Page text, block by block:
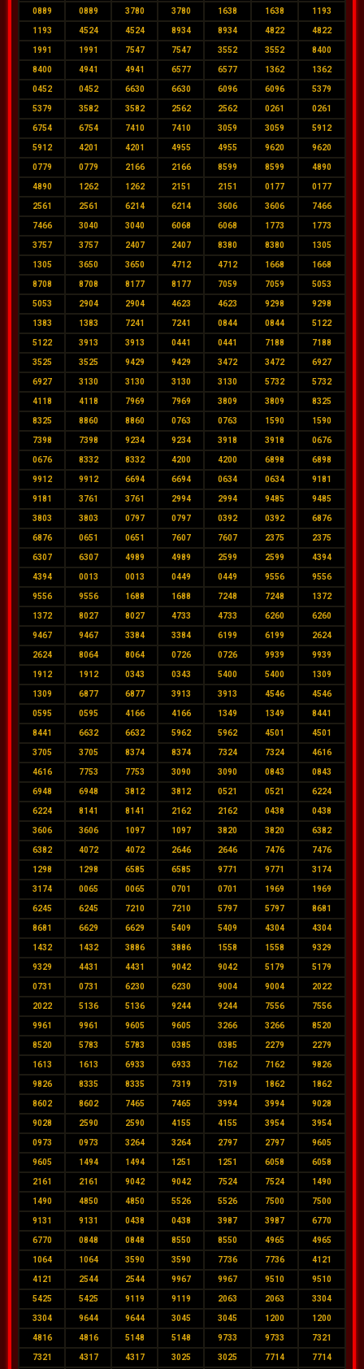
0889 0889 3780 3780 1638 1638 1193
1193 4524 4524 8934 8934 4822 4822
1991 1991 7547 7547 3552 3552 8400
8400 4941 4941 6577 6577 1362 1362
0452 0452 6630 6630 6096 6096 5379
5379 3582 3582 2562 2562 0261 0261
6754 6754 7410 7410 3059 3059 5912
5912 4201 4201 4955 4955 9620 9620
0779 0779 2166 2166 8599 8599 4890
4890 1262 1262 2151 2151 0177 0177
2561 2561 6214 6214 3606 3606 7466
7466 3040 3040 6068 6068 1773 1773
3757 3757 2407 2407 8380 8380 1305
1305 3650 3650 4712 4712 1668 1668
8708 8708 8177 8177 7059 7059 5053
5053 2904 2904 4623 4623 9298 9298
1383 1383 7241 7241 0844 0844 5122
5122 3913 3913 0441 0441 7188 7188
3525 3525 9429 9429 3472 3472 6927
6927 3130 3130 3130 3130 5732 5732
4118 4118 7969 7969 3809 3809 8325
8325 8860 8860 0763 0763 1590 1590
7398 7398 9234 9234 3918 3918 0676
0676 8332 8332 4200 4200 6898 6898
9912 9912 6694 6694 0634 0634 9181
9181 3761 3761 2994 2994 9485 9485
3803 3803 0797 0797 0392 0392 6876
6876 0651 0651 7607 7607 2375 2375
6307 6307 4989 4989 2599 2599 4394
4394 0013 0013 0449 0449 9556 9556
9556 9556 1688 1688 7248 7248 1372
1372 8027 8027 4733 4733 6260 6260
9467 9467 3384 3384 6199 6199 2624
2624 8064 8064 0726 0726 9939 9939
1912 1912 0343 0343 5400 5400 1309
1309 6877 6877 3913 3913 4546 4546
0595 0595 4166 4166 1349 1349 8441
8441 6632 6632 5962 5962 4501 4501
3705 3705 8374 8374 7324 7324 4616
4616 7753 7753 3090 3090 0843 0843
6948 6948 3812 3812 0521 0521 6224
6224 8141 8141 2162 2162 0438 0438
3606 3606 1097 1097 3820 3820 6382
6382 4072 4072 2646 2646 7476 7476
1298 1298 6585 6585 9771 9771 3174
3174 0065 0065 0701 0701 1969 1969
6245 6245 7210 7210 5797 5797 8681
8681 6629 6629 5409 5409 4304 4304
1432 1432 3886 3886 1558 1558 9329
9329 4431 4431 9042 9042 5179 5179
0731 0731 6230 6230 9004 9004 2022
2022 5136 5136 9244 9244 7556 7556
9961 9961 9605 9605 3266 3266 8520
8520 5783 5783 0385 0385 2279 2279
1613 1613 6933 6933 7162 7162 9826
9826 8335 8335 7319 7319 1862 1862
8602 8602 7465 7465 3994 3994 9028
9028 2590 2590 4155 4155 3954 3954
0973 0973 3264 3264 2797 2797 9605
9605 1494 1494 1251 1251 6058 6058
2161 2161 9042 9042 7524 7524 1490
1490 4850 4850 5526 5526 7500 7500
9131 9131 0438 0438 3987 3987 6770
6770 0848 0848 8550 8550 4965 4965
1064 1064 3590 3590 7736 7736 4121
4121 2544 2544 9967 9967 9510 9510
5425 5425 9119 9119 2063 2063 3304
3304 9644 9644 3045 3045 1200 1200
4816 4816 5148 5148 9733 9733 7321
7321 4317 4317 3025 3025 7714 7714